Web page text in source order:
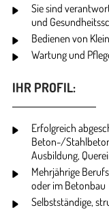
Sie sind
und
Bedienen von
Wartung und
IHR PROFIL:
Erfolgreich
Beton-/
Ausbildung,
Mehrjährige
oder im Betonbau
Selbstständige,